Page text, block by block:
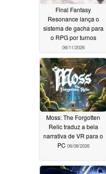
Final Fantasy
Resonance lança o
sistema de gacha para
o RPG por turnos
06/11/2026
Moss: The Forgotten
Relic traduz a bela
narrativa de VR para o
PC 06/08/2026